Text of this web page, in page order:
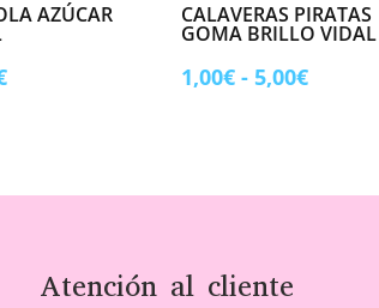
AZÚCAR
Rango
1,00€
CALAVERAS PIRATAS
GOMA BRILLO VIDAL
1,00€ - 5,00€Rango
1,00€
Atención al cliente